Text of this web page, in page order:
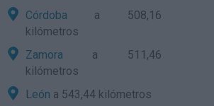
Córdoba a 508,16
kilómetros
Zamora a 511,46
kilómetros
León a 543,44 kilómetros